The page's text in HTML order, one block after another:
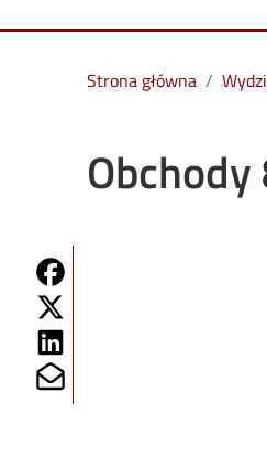
Strona główna